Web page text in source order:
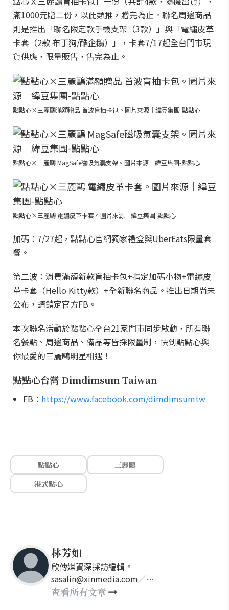
滿1000元贈二份，以此類推，贈完為止。聯名周邊商品
則是推出「聯名限定款手機支架（3款）」與「電繡皮革
卡套（2款 布丁狗/酷企鵝）」，卡套7/17起全台門市現
貨供應，限量販售，售完為止。
點點心×三麗鷗滿額贈品 首波盲抽卡包。圖片來源｜緯豆集團-點點心
點點心×三麗鷗 MagSafe磁吸氣囊支架。圖片來源｜緯豆集團-點點心
點點心×三麗鷗 電繡皮革卡套。圖片來源｜緯豆集團-點點心
加碼：7/27起，點點心官網獨家禮盒與UberEats限量套
餐。
第二波：消費滿額新款盲抽卡包+指定加碼小物+電繡皮
革卡套（Hello Kitty款）+全新聯名商品。推出日期尚未
公布，請鎖定官方FB。
本次聯名活動於點點心全台21家門市同步啟動，所有聯
名餐點、周邊商品、備品等皆採限量制，快到點點心與
你最愛的三麗鷗明星相遇！
點點心台灣 Dimdimsum Taiwan
FB： https://www.facebook.com/dimdimsumtw
點點心
三麗鷗
港式點心
林芳如
欣傳媒資深採訪編輯。
sasalin@xinmedia.com／
happy21917@gmail.com
查看所有文章